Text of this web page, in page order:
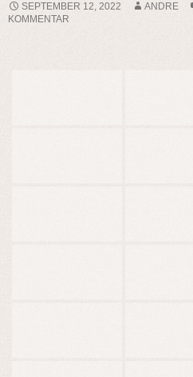
SEPTEMBER 12, 2022 ANDRE
KOMMENTAR